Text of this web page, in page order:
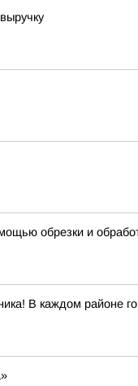
обрезки и
В каждом районе